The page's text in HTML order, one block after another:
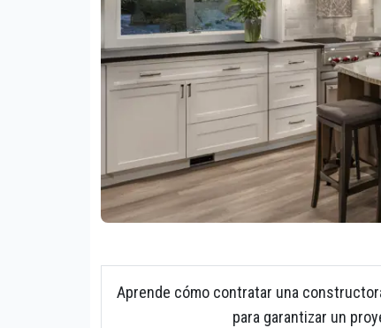
Aprende cómo contratar una
para garantizar un